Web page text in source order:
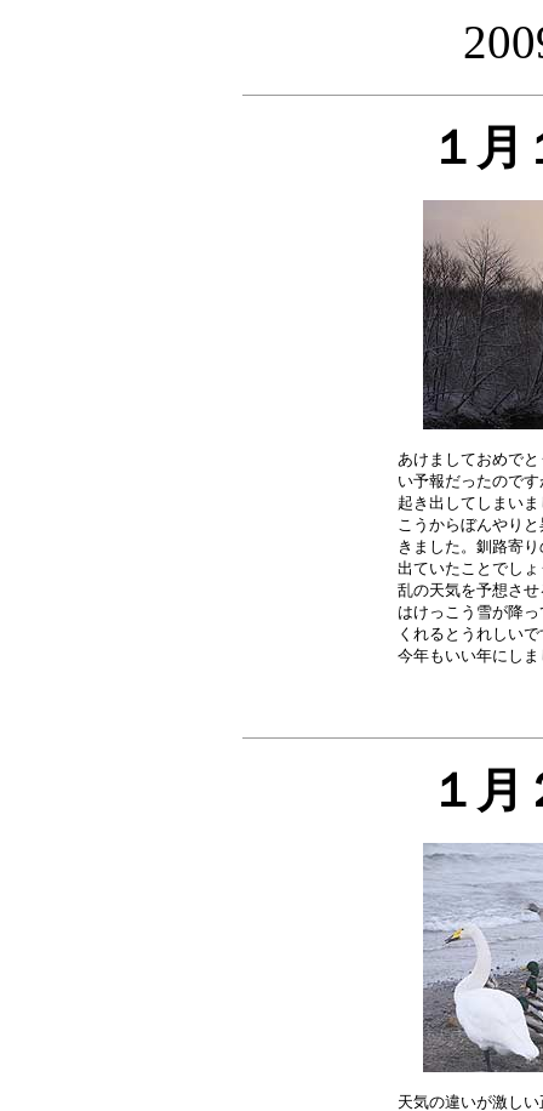
１
あけましておめで
い予報だったので
起き出してしまい
こうからぼんやり
きました。釧路寄
出ていたことでし
乱の天気を予想さ
はけっこう雪が降
くれるとうれしい
１
天気の違いが激し